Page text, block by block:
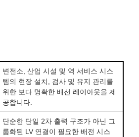
변전소, 산업 시설 및 역 서비스 시스
템의 현장 설치, 검사 및 유지 관리를
위한 보다 명확한 배선 레이아웃을 제
공합니다.
단순한 단일 2차 출력 구조가 아닌 그
룹화된 LV 연결이 필요한 배전 시스